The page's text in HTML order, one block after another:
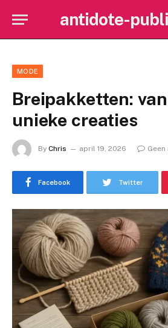
antidote-
MODE
Breipakketten:
unieke creaties
By Chris april 19, 2026
Facebook Twitter